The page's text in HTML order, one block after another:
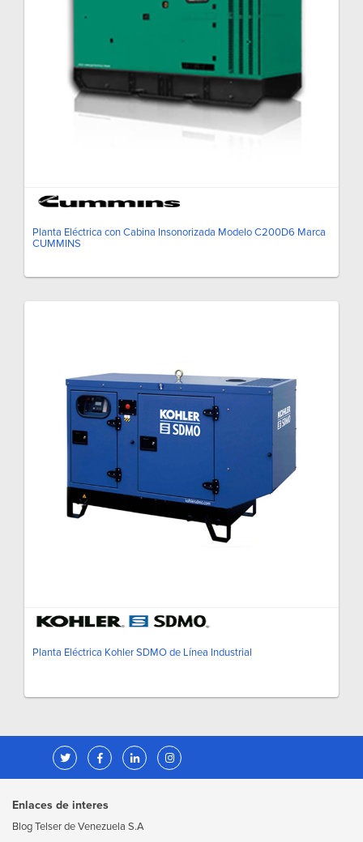
Planta Eléctrica con Cabina Insonorizada Modelo C200D6 Marca
CUMMINS
Planta Eléctrica Kohler SDMO de Línea Industrial
Enlaces de interes
Blog Telser de Venezuela S.A